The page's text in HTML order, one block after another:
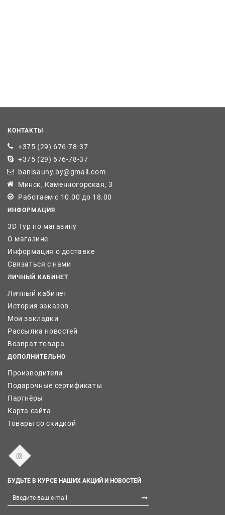
КОНТАКТЫ
+375 (29) 676-78-37
+375 (29) 676-78-37
banisauny.by@gmail.com
Минск, Каменногорская, 3
Работаем с 10.00 до 18.00
ИНФОРМАЦИЯ
3D Тур по магазину
О магазине
Информация о доставке
Связаться с нами
ЛИЧНЫЙ КАБИНЕТ
Личный кабинет
История заказов
Мои закладки
Рассылка новостей
Возврат товара
ДОПОЛНИТЕЛЬНО
Производители
Подарочные сертификаты
Партнёры
Карта сайта
Товары со скидкой
БУДЬТЕ В КУРСЕ НАШИХ АКЦИЙ И НОВОСТЕЙ